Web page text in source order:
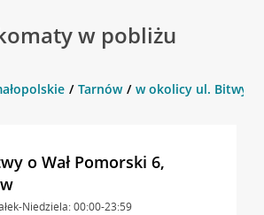
w pobliżu
Tarnów w okolicy ul. Bitwy o
o Wał Pomorski 6,
Niedziela: 00:00-23:59